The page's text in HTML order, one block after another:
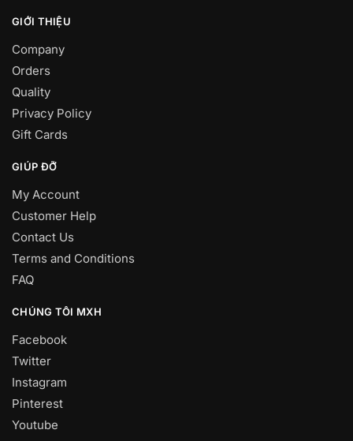
GIỚI THIỆU
Company
Orders
Quality
Privacy Policy
Gift Cards
GIÚP ĐỠ
My Account
Customer Help
Contact Us
Terms and Conditions
FAQ
CHÚNG TÔI MXH
Facebook
Twitter
Instagram
Pinterest
Youtube